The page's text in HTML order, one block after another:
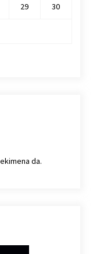
29 30
da.